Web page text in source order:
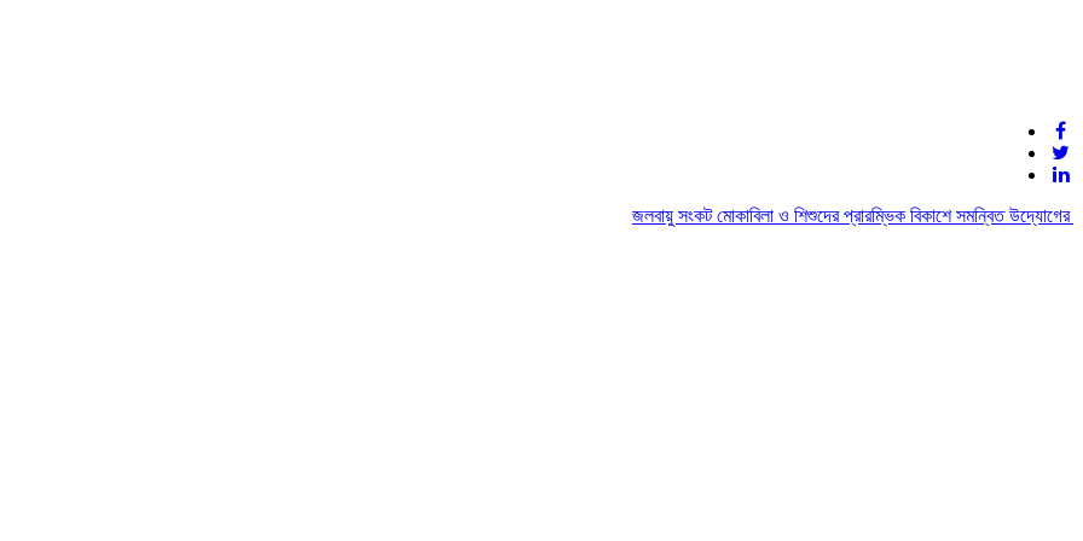
জলবায়ু সংকট মোকাবিলা ও শিশুদের প্রারম্ভিক বিকাশে সমন্বিত উদ্যোগের